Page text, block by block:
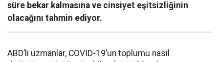
süre bekar kalmasına ve cinsiyet eşitsizliğinin
olacağını tahmin ediyor.
ABD’li uzmanlar, COVID-19’un toplumu nasıl